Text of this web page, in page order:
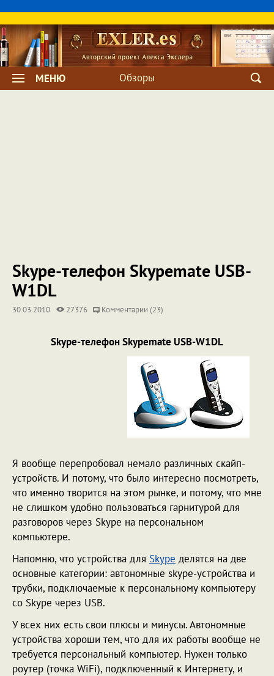
МЕНЮ Обзоры
Skype-телефон Skypemate USB-
W1DL
30.03.2010 27376 Комментарии (23)
Skype-телефон Skypemate USB-W1DL
Я вообще перепробовал немало различных скайп-
устройств. И потому, что было интересно посмотреть,
что именно творится на этом рынке, и потому, что мне
не слишком удобно пользоваться гарнитурой для
разговоров через Skype на персональном
компьютере.
Напомню, что устройства для Skype делятся на две
основные категории: автономные skype-устройства и
трубки, подключаемые к персональному компьютеру
со Skype через USB.
У всех них есть свои плюсы и минусы. Автономные
устройства хороши тем, что для их работы вообще не
требуется персональный компьютер. Нужен только
роутер (точка WiFi), подключенный к Интернету, и